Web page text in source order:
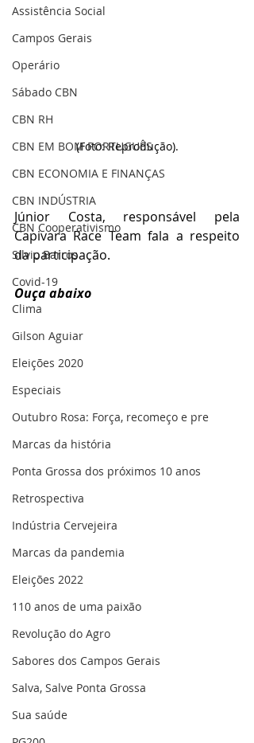
Assistência Social
Campos Gerais
Operário
Sábado CBN
CBN RH
CBN EM BOM PORTUGUÊS
CBN ECONOMIA E FINANÇAS
CBN INDÚSTRIA
CBN Cooperativismo
Silvio Barros
Covid-19
Clima
Gilson Aguiar
Eleições 2020
Especiais
Outubro Rosa: Força, recomeço e pre
Marcas da história
Ponta Grossa dos próximos 10 anos
Retrospectiva
Indústria Cervejeira
Marcas da pandemia
Eleições 2022
110 anos de uma paixão
Revolução do Agro
Sabores dos Campos Gerais
Salva, Salve Ponta Grossa
Sua saúde
(Foto: Reprodução).
Júnior Costa, responsável pela
Capivara Race Team fala a respeito
da participação.
Ouça abaixo